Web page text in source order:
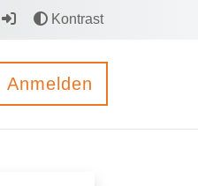
Kontrast
Anmelden